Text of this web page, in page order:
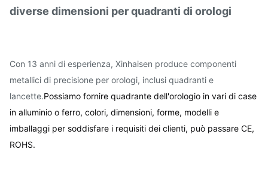
diverse dimensioni per quadranti di orologi
Con 13 anni di esperienza, Xinhaisen produce componenti
metallici di precisione per orologi, inclusi quadranti e
lancette.Possiamo fornire quadrante dell'orologio in vari di case
in alluminio o ferro, colori, dimensioni, forme, modelli e
imballaggi per soddisfare i requisiti dei clienti, può passare CE,
ROHS.